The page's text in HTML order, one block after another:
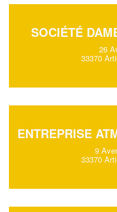
SOCIÉTÉ
26
33370
ENTREPRISE
9
33370